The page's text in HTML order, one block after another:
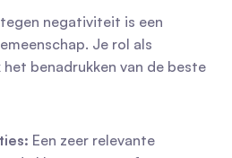
negativiteit is een
Je rol als
benadrukken van de beste
Een zeer relevante